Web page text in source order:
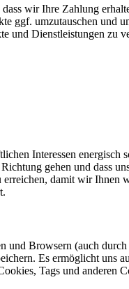
wir Ihre Zahlung
umzutauschen und
Dienstleistungen zu
Interessen energisch
gehen und dass
damit wir
Browsern (auch
Es ermöglicht uns
Tags und anderen